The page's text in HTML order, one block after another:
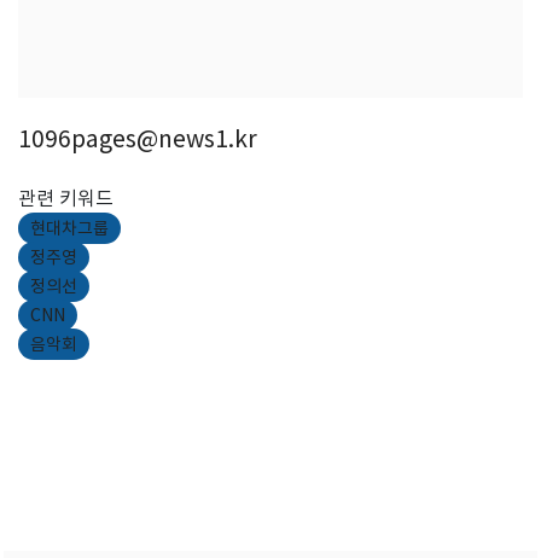
1096pages@news1.kr
관련 키워드
현대차그룹
정주영
정의선
CNN
음악회